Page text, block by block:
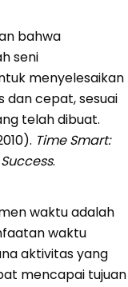
bahwa
seni
menyelesaikan
dan cepat, sesuai
telah dibuat.
Time Smart:
.
waktu adalah
waktu
aktivitas yang
mencapai tujuan